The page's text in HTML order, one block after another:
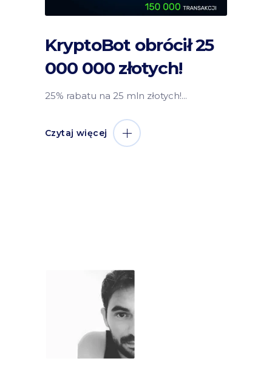
KryptoBot obrócił 25
000 000 złotych!
25% rabatu na 25 mln złotych!
Czytaj więcej